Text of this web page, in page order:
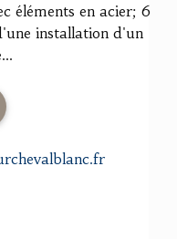
éléments en acier; 6
installation d'un